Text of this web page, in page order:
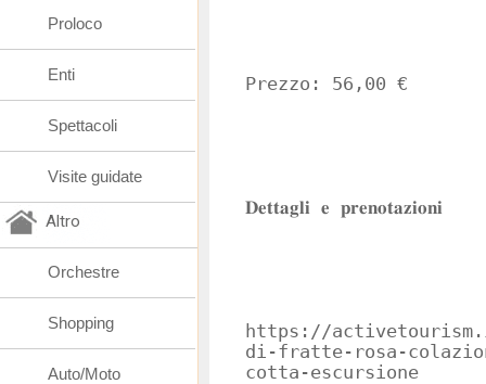
Prezzo: 56,00 €
𝐃𝐞𝐭𝐭𝐚𝐠𝐥𝐢 𝐞 𝐩𝐫𝐞𝐧𝐨𝐭𝐚𝐳𝐢𝐨𝐧𝐢
https://
di-fratte-rosa-
cotta-escursione
Proloco
Enti
Spettacoli
Visite guidate
Altro
Orchestre
Shopping
Auto/Moto